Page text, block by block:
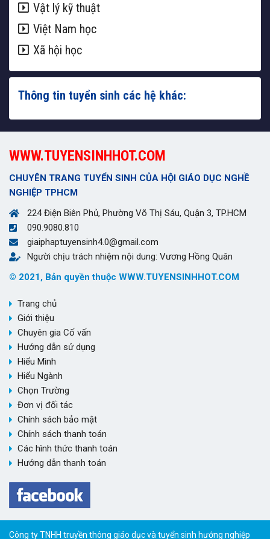
Vật lý kỹ thuật
Việt Nam học
Xã hội học
Thông tin tuyển sinh các hệ khác:
WWW.TUYENSINHHOT.COM
CHUYÊN TRANG TUYỂN SINH CỦA HỘI GIÁO DỤC NGHỀ
NGHIỆP TPHCM
224 Điện Biên Phủ, Phường Võ Thị Sáu, Quận 3, TP.HCM
090.9080.810
giaiphaptuyensinh4.0@gmail.com
Người chịu trách nhiệm nội dung: Vương Hồng Quân
© 2021, Bản quyền thuộc WWW.TUYENSINHHOT.COM
Trang chủ
Giới thiệu
Chuyên gia Cố vấn
Hướng dẫn sử dụng
Hiểu Mình
Hiểu Ngành
Chọn Trường
Đơn vị đối tác
Chính sách bảo mật
Chính sách thanh toán
Các hình thức thanh toán
Hướng dẫn thanh toán
Công ty TNHH truyền thông giáo dục và tuyển sinh hướng nghiệp